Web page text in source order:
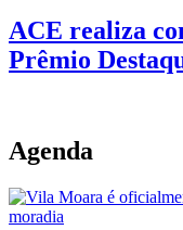
ACE realiza
Prêmio
Agenda